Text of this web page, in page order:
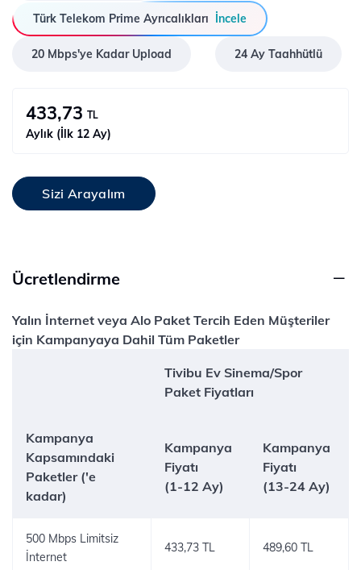
Türk Telekom Prime Ayrıcalıkları İncele
20 Mbps'ye Kadar Upload 24 Ay Taahhütlü
433,73 TL
Aylık (İlk 12 Ay)
Sizi Arayalım
Ücretlendirme
Yalın İnternet veya Alo Paket Tercih Eden Müşteriler
için Kampanyaya Dahil Tüm Paketler
Tivibu Ev Sinema/Spor
Paket Fiyatları
Kampanya
Kapsamındaki
Paketler ('e
kadar)
Kampanya
Fiyatı
(1-12 Ay)
Kampanya
Fiyatı
(13-24 Ay)
500 Mbps Limitsiz
İnternet
433,73 TL 489,60 TL